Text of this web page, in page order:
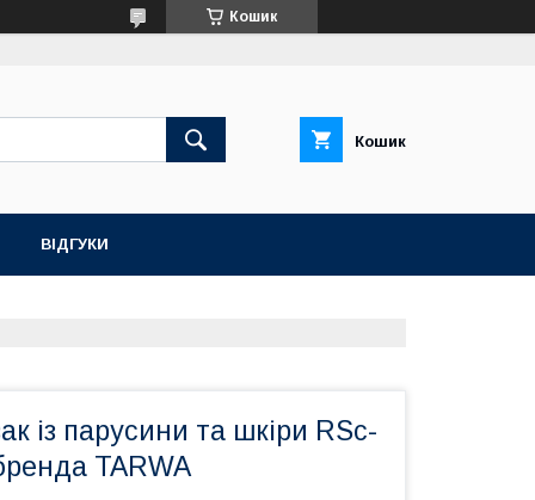
Кошик
Кошик
ВІДГУКИ
із парусини та шкіри RSc-
TARWA